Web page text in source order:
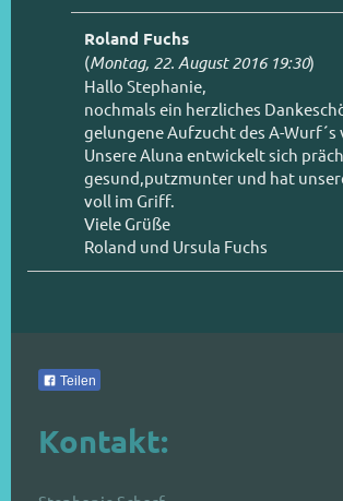
Roland Fuchs
(Montag, 22. August 2016 19:30)
Hallo Stephanie,
nochmals ein herzliches
gelungene Aufzucht des A-Wurf´s
Unsere Aluna entwickelt sich
gesund,putzmunter und hat
voll im Griff.
Viele Grüße
Roland und Ursula Fuchs
Teilen
Kontakt: